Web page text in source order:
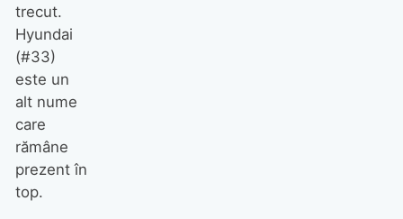
trecut.
Hyundai
(#33)
este un
alt nume
care
rămâne
prezent în
top.